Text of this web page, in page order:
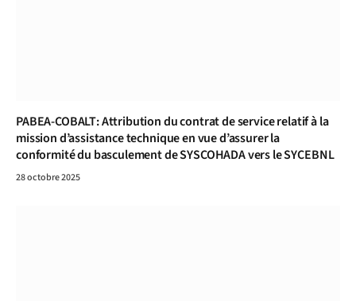
PABEA-COBALT: Attribution du contrat de service relatif à la
mission d’assistance technique en vue d’assurer la
conformité du basculement de SYSCOHADA vers le SYCEBNL
28 octobre 2025